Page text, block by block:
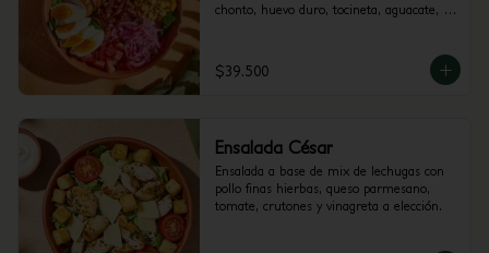
chonto, huevo duro, tocineta, aguacate,
Mediterránea.
$39.500
Ensalada César
Ensalada a base de mix de lechugas con
pollo finas hierbas, queso parmesano,
tomate, crutones y vinagreta a elección.